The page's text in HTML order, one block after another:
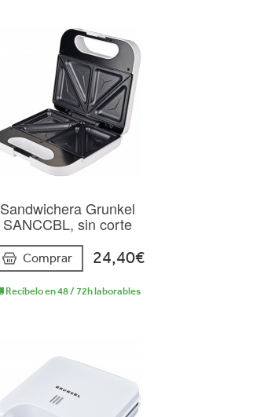
Sandwichera Grunkel
SANCCBL, sin corte
Comprar 24,40€
Recíbelo en 48 / 72h laborables